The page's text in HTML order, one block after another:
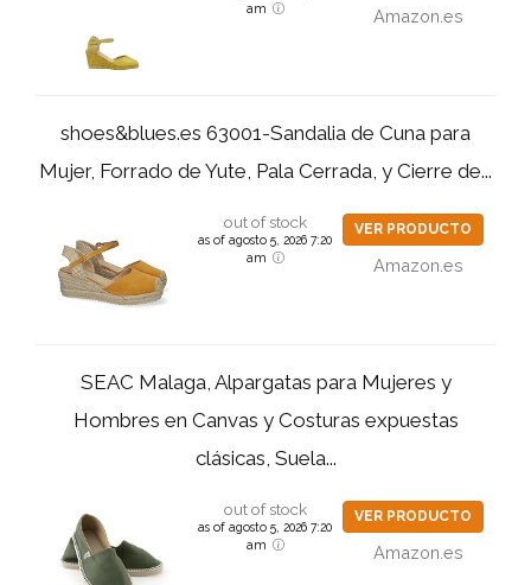
am
Amazon.es
shoes&blues.es 63001-Sandalia de Cuna para
Mujer, Forrado de Yute, Pala Cerrada, y Cierre de...
out of stock
as of agosto 5, 2026 7:20
am
VER PRODUCTO
Amazon.es
SEAC Malaga, Alpargatas para Mujeres y
Hombres en Canvas y Costuras expuestas
clásicas, Suela...
out of stock
as of agosto 5, 2026 7:20
am
VER PRODUCTO
Amazon.es